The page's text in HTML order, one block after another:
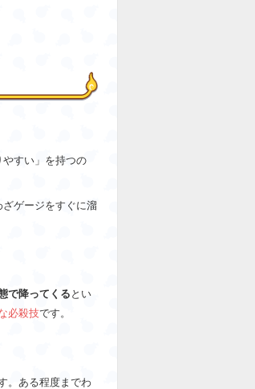
すい」を持つの
ゲージをすぐに溜
で降ってくるとい
必殺技です。
。ある程度までわ